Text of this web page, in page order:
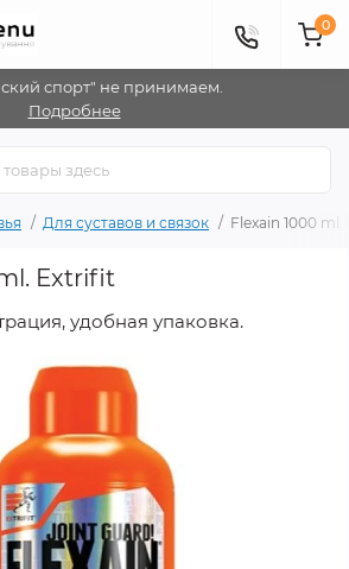
спорт" не принимаем.
Подробнее
0
Для суставов и связок Flexain 1000
Extrifit
удобная упаковка.